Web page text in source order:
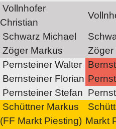
Vollnhofer
Christian
Schwarz Michael
Zöger Markus
Zöger
Pernsteiner Walter
Bernsteiner Florian
Pernsteiner Stefan
Schüttner Markus
(FF Markt Piesting) Markt